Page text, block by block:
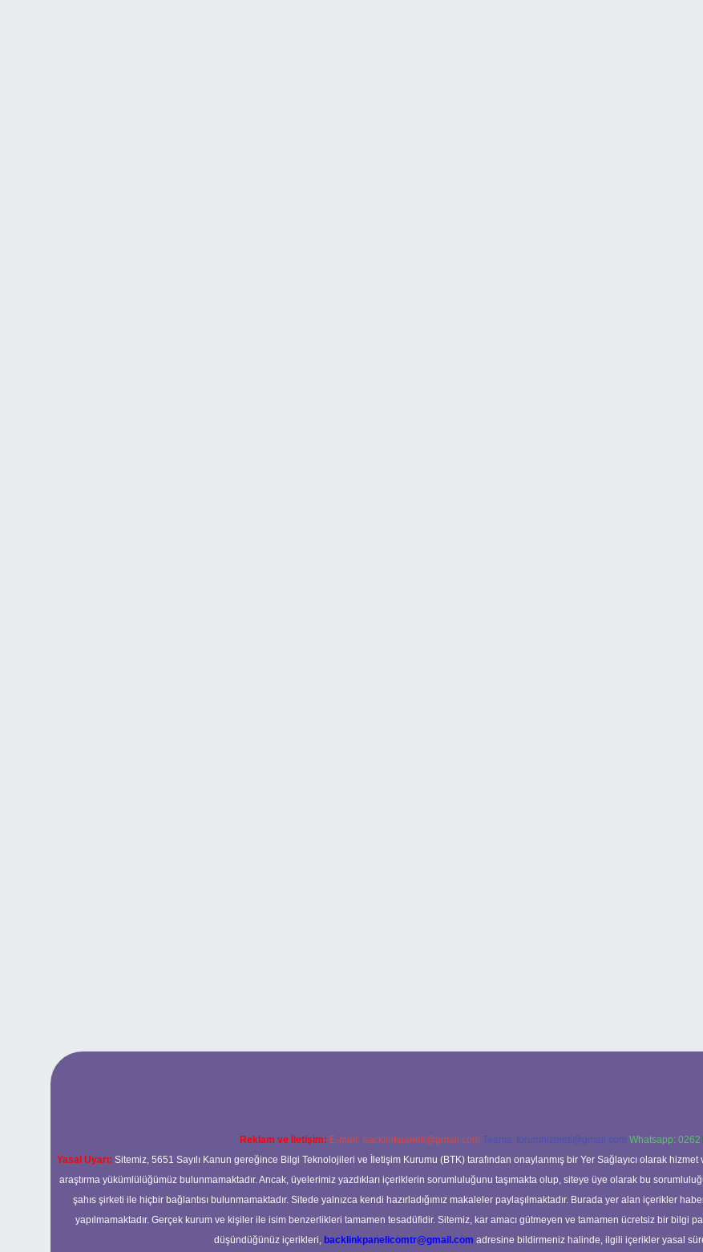
Reklam ve İletişim: E-mail: backlinkpaneli@gmail.com Teams: forumhizmeti@gmail.com Whatsapp: 0262
Yasal Uyarı: Sitemiz, 5651 Sayılı Kanun gereğince Bilgi Teknolojileri ve İletişim Kurumu (BTK) tarafından onaylanmış bir Yer Sağlayıcı olarak
araştırma yükümlülüğümüz bulunmamaktadır. Ancak, üyelerimiz yazdıkları içeriklerin sorumluluğunu taşımakta olup, siteye üye olarak bu
şahıs şirketi ile hiçbir bağlantısı bulunmamaktadır. Sitede yalnızca kendi hazırladığımız makaleler paylaşılmaktadır. Burada yer alan içerikler
yapılmamaktadır. Gerçek kurum ve kişiler ile isim benzerlikleri tamamen tesadüfidir. Sitemiz, kar amacı gütmeyen ve tamamen ücretsiz bir bilgi
düşündüğünüz içerikleri, backlinkpanelicomtr@gmail.com adresine bildirmeniz halinde, ilgili içerikler yasal